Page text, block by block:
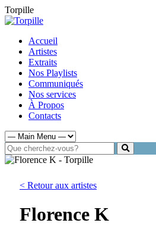
Torpille
Accueil
Artistes
Extraits
Nos Playlists
Communiqués
Nos services
À Propos
Contacts
< Retour aux artistes
Florence K